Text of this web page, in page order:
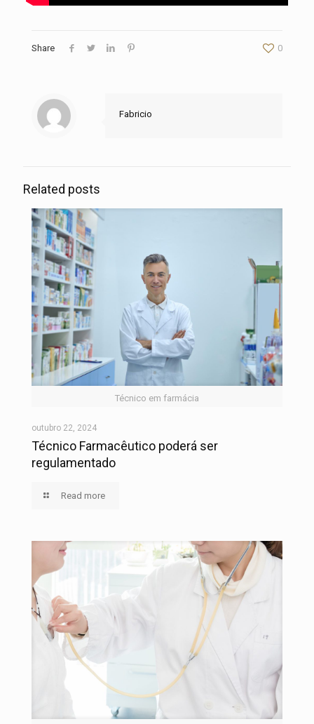
Share 0
Fabricio
Related posts
Técnico em farmácia
outubro 22, 2024
Técnico Farmacêutico poderá ser
regulamentado
Read more